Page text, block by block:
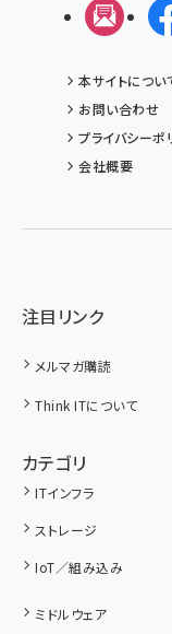
メル
本サイトについ
お問い合わせ
プライバシーポ
会社概要
注目リンク
メルマガ購読
Think ITについて
カテゴリ
ITインフラ
ストレージ
IoT／組み込み
ミドルウェア